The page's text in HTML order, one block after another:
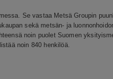
Se vastaa Metsä Groupin
sekä metsän- ja
noin puolet Suomen
noin 840 henkilöä.